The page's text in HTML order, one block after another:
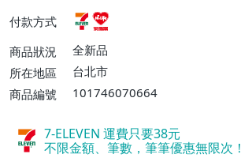
貨付款【免運費】
付款方式
商品狀況
全新品
所在地區
台北市
商品編號
101746070664
7-ELEVEN 運費只要38元
不限金額、筆數，筆筆優惠無限次！